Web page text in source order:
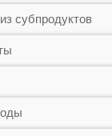
субпродуктов